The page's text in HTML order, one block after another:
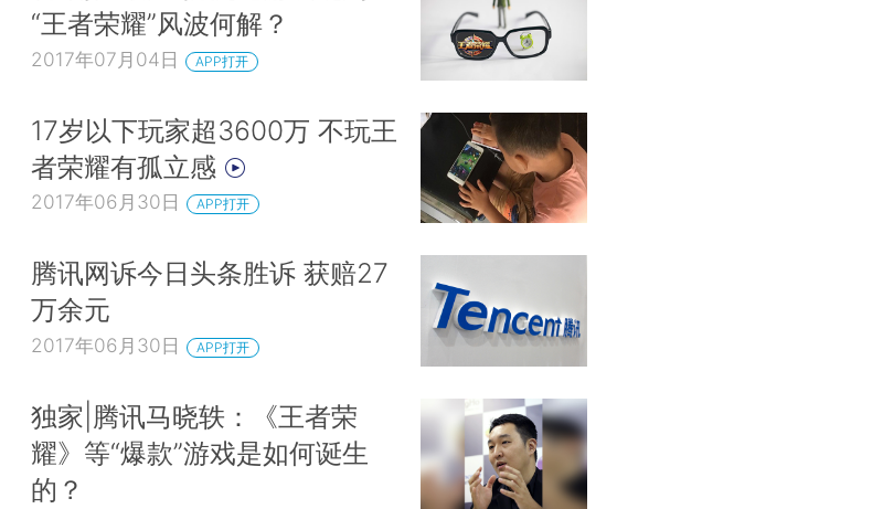
“王者荣耀”风波何解？
2017年07月04日 APP打开
17岁以下玩家超3600万 不玩王
者荣耀有孤立感
2017年06月30日 APP打开
腾讯网诉今日头条胜诉 获赔27
万余元
2017年06月30日 APP打开
独家|腾讯马晓轶：《王者荣
耀》等“爆款”游戏是如何诞生
的？